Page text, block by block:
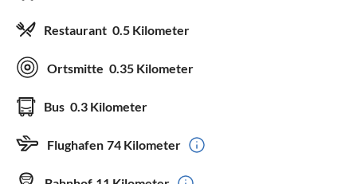
Restaurant 0.5 Kilometer
Ortsmitte 0.35 Kilometer
Bus 0.3 Kilometer
Flughafen 74 Kilometer